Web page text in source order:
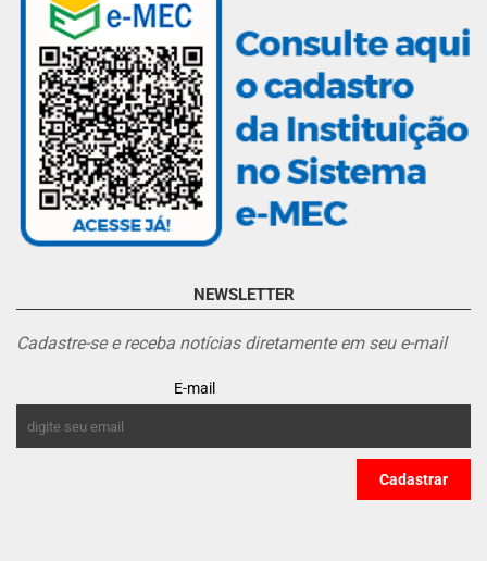
NEWSLETTER
Cadastre-se e receba notícias diretamente em seu e-mail
E-mail